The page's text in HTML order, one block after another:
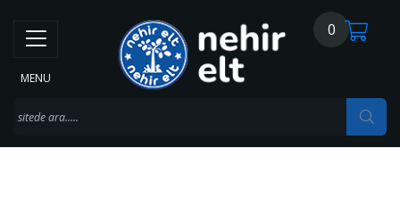
MENU
0